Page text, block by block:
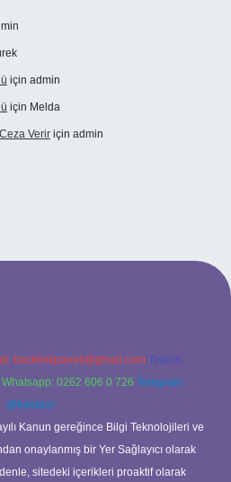
için admin
için Melda
Verir için admin
backlinkpaneli@gmail.com Teams:
Whatsapp: 0262 606 0 726 Telegram:
@karabul
Kanun gereğince Bilgi Teknolojileri ve
onaylanmış bir Yer Sağlayıcı olarak
sitedeki içerikleri proaktif olarak